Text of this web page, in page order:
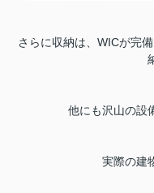
さらに収納は、WICが完
他にも沢山の設
実際の建